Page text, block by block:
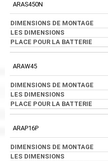
ARAS450N
ARAW45
ARAP16P